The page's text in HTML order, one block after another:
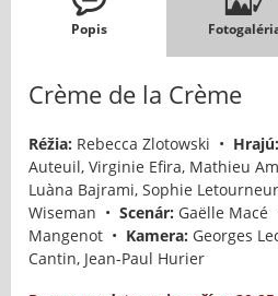
Popis
Crème de la Crème
Réžia: Rebecca Zlotowski • Hrajú:
Auteuil, Virginie Efira, Mathieu
Luàna Bajrami, Sophie
Wiseman • Scenár: Gaëlle Macé
Mangenot • Kamera: Georges
Cantin, Jean-Paul Hurier